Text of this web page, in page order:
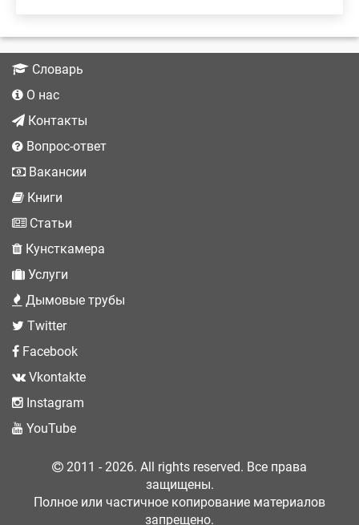
Словарь
О нас
Контакты
Вопрос-ответ
Вакансии
Книги
Статьи
Кунсткамера
Услуги
Дымовые трубы
Twitter
Facebook
Vkontakte
Instagram
YouTube
2011 - 2026. All rights reserved. Все права
защищены.
Полное или частичное копирование материалов
запрещено.